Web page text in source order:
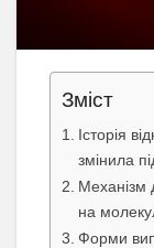
Зміст
Історія
змінила
Механізм
на
Форми